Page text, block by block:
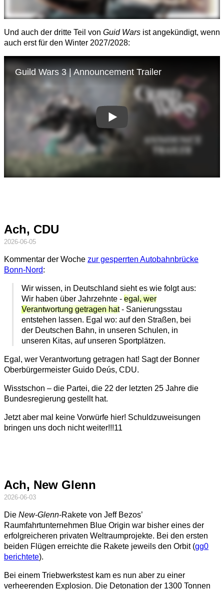
Und auch der dritte Teil von Guid Wars ist angekündigt, wenn
auch erst für den Winter 2027/2028:
Ach, CDU
2026-06-05
Kommentar der Woche zur gesperrten Autobahnbrücke
Bonn-Nord:
Wir wissen, in Deutschland sieht es wie folgt aus:
Wir haben über Jahrzehnte -egal, wer
Verantwortung getragen hat- Sanierungsstau
entstehen lassen. Egal wo: auf den Straßen, bei
der Deutschen Bahn, in unseren Schulen, in
unseren Kitas, auf unseren Sportplätzen.
Egal, wer Verantwortung getragen hat! Sagt der Bonner
Oberbürgermeister Guido Deús, CDU.
Wisstschon – die Partei, die 22 der letzten 25 Jahre die
Bundesregierung gestellt hat.
Jetzt aber mal keine Vorwürfe hier! Schuldzuweisungen
bringen uns doch nicht weiter!!!11
Ach, New Glenn
2026-06-03
Die New-Glenn-Rakete von Jeff Bezos’
Raumfahrtunternehmen Blue Origin war bisher eines der
erfolgreicheren privaten Weltraumprojekte. Bei den ersten
beiden Flügen erreichte die Rakete jeweils den Orbit (gg0
berichtete).
Bei einem Triebwerkstest kam es nun aber zu einer
verheerenden Explosion. Die Detonation der 1300 Tonnen